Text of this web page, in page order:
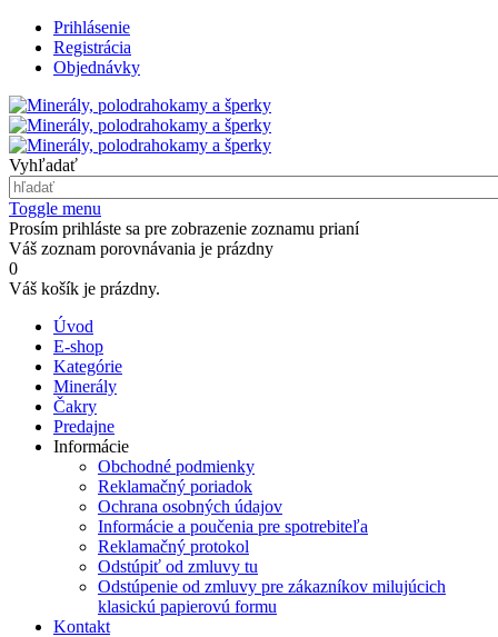
Prihlásenie
Registrácia
Objednávky
Vyhľadať
Toggle menu
Prosím prihláste sa pre zobrazenie zoznamu prianí
Váš zoznam porovnávania je prázdny
0
Váš košík je prázdny.
Úvod
E-shop
Kategórie
Minerály
Čakry
Predajne
Informácie
Obchodné podmienky
Reklamačný poriadok
Ochrana osobných údajov
Informácie a poučenia pre spotrebiteľa
Reklamačný protokol
Odstúpiť od zmluvy tu
Odstúpenie od zmluvy pre zákazníkov milujúcich
klasickú papierovú formu
Kontakt